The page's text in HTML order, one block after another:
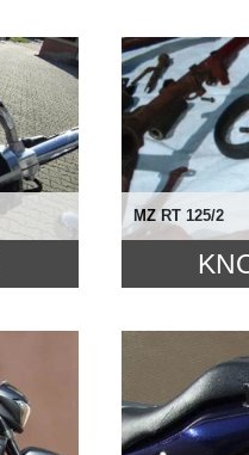
MZ RT 125/2